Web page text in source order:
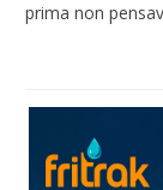
prima non